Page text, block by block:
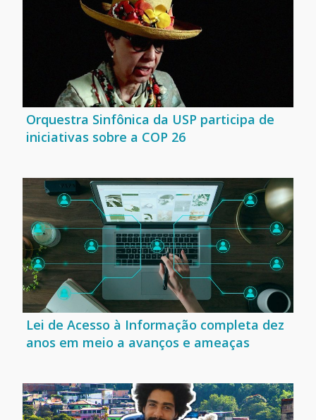
Orquestra Sinfônica da USP participa de
iniciativas sobre a COP 26
Lei de Acesso à Informação completa dez
anos em meio a avanços e ameaças